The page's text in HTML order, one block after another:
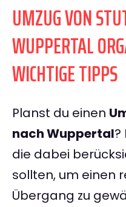
UMZUG VON
WUPPERTAL
WICHTIGE TIPPS
Planst du einen
nach Wuppertal?
die dabei
sollten, um einen
Übergang zu